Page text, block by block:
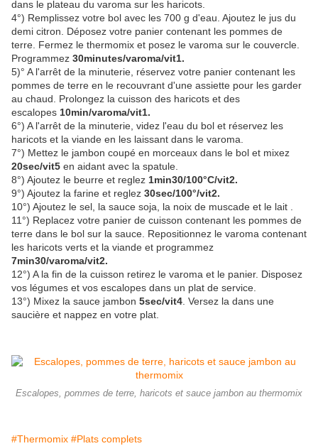
dans le plateau du varoma sur les haricots.
4°) Remplissez votre bol avec les 700 g d'eau. Ajoutez le jus du
demi citron. Déposez votre panier contenant les pommes de
terre. Fermez le thermomix et posez le varoma sur le couvercle.
Programmez 30minutes/varoma/vit1.
5)° A l'arrêt de la minuterie, réservez votre panier contenant les
pommes de terre en le recouvrant d'une assiette pour les garder
au chaud. Prolongez la cuisson des haricots et des
escalopes 10min/varoma/vit1.
6°) A l'arrêt de la minuterie, videz l'eau du bol et réservez les
haricots et la viande en les laissant dans le varoma.
7°) Mettez le jambon coupé en morceaux dans le bol et mixez
20sec/vit5 en aidant avec la spatule.
8°) Ajoutez le beurre et reglez 1min30/100°C/vit2.
9°) Ajoutez la farine et reglez 30sec/100°/vit2.
10°) Ajoutez le sel, la sauce soja, la noix de muscade et le lait .
11°) Replacez votre panier de cuisson contenant les pommes de
terre dans le bol sur la sauce. Repositionnez le varoma contenant
les haricots verts et la viande et programmez
7min30/varoma/vit2.
12°) A la fin de la cuisson retirez le varoma et le panier. Disposez
vos légumes et vos escalopes dans un plat de service.
13°) Mixez la sauce jambon 5sec/vit4. Versez la dans une
saucière et nappez en votre plat.
Escalopes, pommes de terre, haricots et sauce jambon au thermomix
#Thermomix #Plats complets